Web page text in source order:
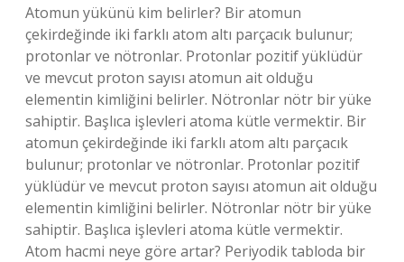
Atomun yükünü kim belirler? Bir atomun
çekirdeğinde iki farklı atom altı parçacık bulunur;
protonlar ve nötronlar. Protonlar pozitif yüklüdür
ve mevcut proton sayısı atomun ait olduğu
elementin kimliğini belirler. Nötronlar nötr bir yüke
sahiptir. Başlıca işlevleri atoma kütle vermektir. Bir
atomun çekirdeğinde iki farklı atom altı parçacık
bulunur; protonlar ve nötronlar. Protonlar pozitif
yüklüdür ve mevcut proton sayısı atomun ait olduğu
elementin kimliğini belirler. Nötronlar nötr bir yüke
sahiptir. Başlıca işlevleri atoma kütle vermektir.
Atom hacmi neye göre artar? Periyodik tabloda bir